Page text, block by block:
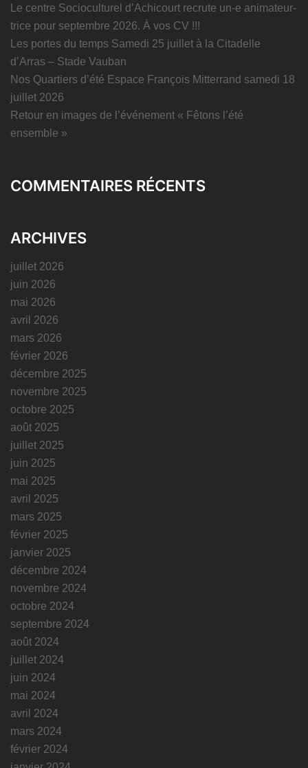
Le centre Socioculturel d’Achicourt recrute un-e animateur-
trice pour septembre 2026. À vos CV !!!
Les portes du temps Samedi 25 juillet à la Citadelle
d’Arras – Stade Vauban
Nos Quartiers d’été Espace François Mitterrand samedi 18
juillet 2026
Retour en images de l’événement « Fêtons l’été
ensemble »
COMMENTAIRES RÉCENTS
ARCHIVES
juillet 2026
juin 2026
mai 2026
avril 2026
mars 2026
février 2026
décembre 2025
novembre 2025
octobre 2025
août 2025
juillet 2025
juin 2025
mai 2025
avril 2025
mars 2025
février 2025
janvier 2025
décembre 2024
novembre 2024
octobre 2024
septembre 2024
août 2024
juillet 2024
juin 2024
mai 2024
avril 2024
mars 2024
février 2024